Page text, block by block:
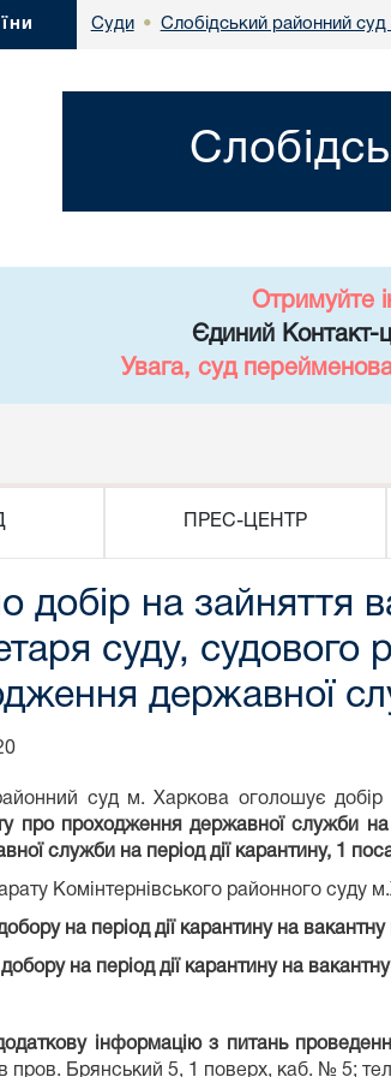
Суди • Слобідський районний суд
Отримуйте
Єдиний Контакт-
Увага, суд
ПРЕС-ЦЕНТР
добір на зайняття
суду, судового
державної
суд м. Харкова оголошує
про проходження державної служби на
служби на період дії карантину, 1
Комінтернівського районного
на період дії карантину на
на період дії карантину на
інформацію з питань
пров. Брянський 5, 1 поверх, каб. № 5;